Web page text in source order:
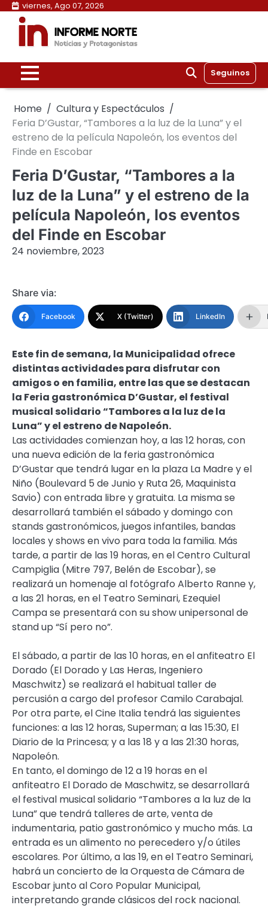
Skip
content
viernes, Ago 07, 2026
Seguinos
Home
Cultura y Espectáculos
Feria D’Gustar, “Tambores a la luz de la Luna” y el
estreno de la película Napoleón, los eventos del
Finde en Escobar
Feria D’Gustar, “Tambores a la
luz de la Luna” y el estreno de la
película Napoleón, los eventos
del Finde en Escobar
24 noviembre, 2023
Share via:
Facebook X (Twitter) LinkedIn
Este fin de semana, la Municipalidad ofrece
distintas actividades para disfrutar con
amigos o en familia, entre las que se destacan
la Feria gastronómica D’Gustar, el festival
musical solidario “Tambores a la luz de la
Luna” y el estreno de Napoleón.
Las actividades comienzan hoy, a las 12 horas, con
una nueva edición de la feria gastronómica
D’Gustar que tendrá lugar en la plaza La Madre y el
Niño (Boulevard 5 de Junio y Ruta 26, Maquinista
Savio) con entrada libre y gratuita. La misma se
desarrollará también el sábado y domingo con
stands gastronómicos, juegos infantiles, bandas
locales y shows en vivo para toda la familia. Más
tarde, a partir de las 19 horas, en el Centro Cultural
Campiglia (Mitre 797, Belén de Escobar), se
realizará un homenaje al fotógrafo Alberto Ranne y,
a las 21 horas, en el Teatro Seminari, Ezequiel
Campa se presentará con su show unipersonal de
stand up “Sí pero no”.
El sábado, a partir de las 10 horas, en el anfiteatro El
Dorado (El Dorado y Las Heras, Ingeniero
Maschwitz) se realizará el habitual taller de
percusión a cargo del profesor Camilo Carabajal.
Por otra parte, el Cine Italia tendrá las siguientes
funciones: a las 12 horas, Superman; a las 15:30, El
Diario de la Princesa; y a las 18 y a las 21:30 horas,
Napoleón.
En tanto, el domingo de 12 a 19 horas en el
anfiteatro El Dorado de Maschwitz, se desarrollará
el festival musical solidario “Tambores a la luz de la
Luna” que tendrá talleres de arte, venta de
indumentaria, patio gastronómico y mucho más. La
entrada es un alimento no perecedero y/o útiles
escolares. Por último, a las 19, en el Teatro Seminari,
habrá un concierto de la Orquesta de Cámara de
Escobar junto al Coro Popular Municipal,
interpretando grande clásicos del rock nacional.